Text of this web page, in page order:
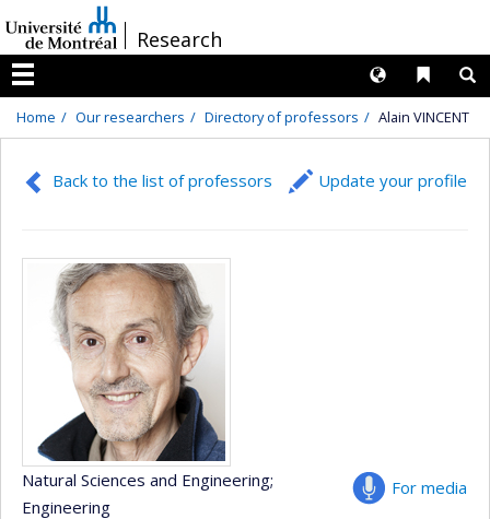
au
contenu
/Research
Menu
Liens
Langues
Home Our researchers Directory of professors Alain VINCENT
Back to the list of professors Update your profile
For media
Natural Sciences and Engineering;
Engineering